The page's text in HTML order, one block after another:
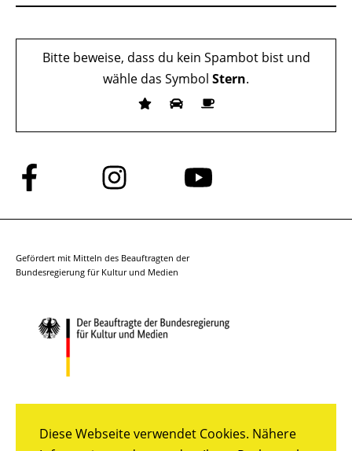
Diese Webseite verwendet Cookies. Nähere
Bitte beweise, dass du kein Spambot bist und
wähle das Symbol Stern.
Folge
uns
auf
Folge
uns
auf
Folge
auf
Gefördert mit Mitteln des Beauftragten der
Bundesregierung für Kultur und Medien